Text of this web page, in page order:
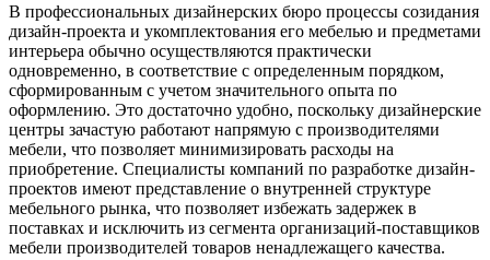
В профессиональных дизайнерских бюро процессы созидания
дизайн-проекта и укомплектования его мебелью и предметами
интерьера обычно осуществляются практически
одновременно, в соответствие с определенным порядком,
сформированным с учетом значительного опыта по
оформлению. Это достаточно удобно, поскольку дизайнерские
центры зачастую работают напрямую с производителями
мебели, что позволяет минимизировать расходы на
приобретение. Специалисты компаний по разработке дизайн-
проектов имеют представление о внутренней структуре
мебельного рынка, что позволяет избежать задержек в
поставках и исключить из сегмента организаций-поставщиков
мебели производителей товаров ненадлежащего качества.